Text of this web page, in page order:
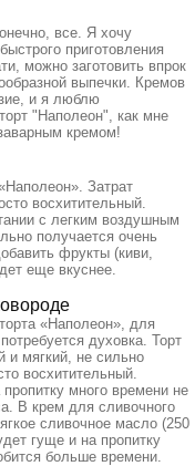
все. Я хочу
приготовления
можно заготовить впрок
выпечки. Кремов
и я люблю
"Наполеон", как мне
кремом!
Затрат
восхитительный.
с легким воздушным
получается очень
фрукты (киви,
еще вкуснее.
«Наполеон», для
духовка. Торт
и мягкий, не сильно
восхитительный.
много времени не
В крем для сливочного
сливочное масло (250
гуще и на пропитку
больше времени.